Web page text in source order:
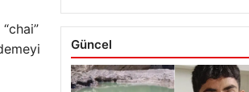
Güncel